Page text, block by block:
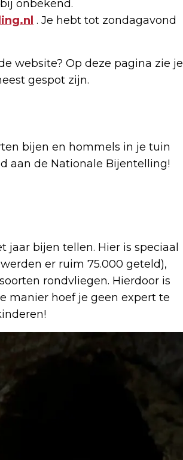
onbekend.
. Je hebt tot zondagavond
website? Op deze pagina zie je
gespot zijn.
bijen en hommels in je tuin
aan de Nationale Bijentelling!
bijen tellen. Hier is speciaal
er ruim 75.000 geteld),
rondvliegen. Hierdoor is
manier hoef je geen expert te